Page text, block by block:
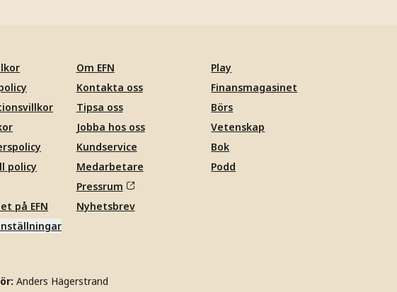
policy
på EFN
Om EFN
Kontakta oss
Tipsa oss
Jobba hos oss
Kundservice
Medarbetare
Pressrum
Nyhetsbrev
Play
Finansmagasinet
Börs
Vetenskap
Bok
Podd
Anders Hägerstrand